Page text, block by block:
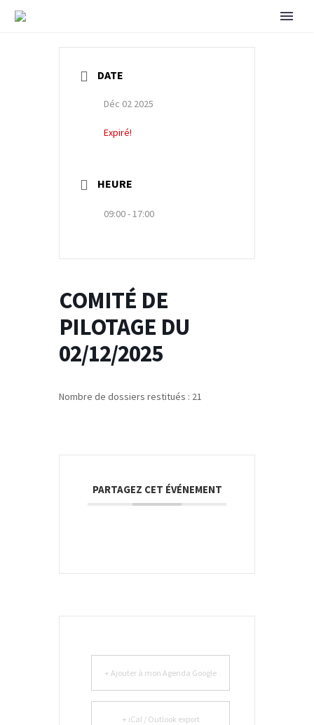
DATE
Déc 02 2025
Expiré!
HEURE
09:00 - 17:00
COMITÉ DE
PILOTAGE DU
02/12/2025
Nombre de dossiers restitués : 21
PARTAGEZ CET ÉVÉNEMENT
+ Ajouter à mon Agenda Google
+ iCal / Outlook export